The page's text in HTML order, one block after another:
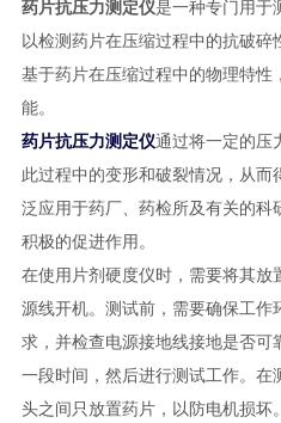
药片抗压力测定仪是一种专门用于
以检测药片在压缩过程中的抗破
基于药片在压缩过程中的物理特性
能。
药片抗压力测定仪通过将一定的压
此过程中的变形和破裂情况，从
泛应用于药厂、药检所及有关的科
积极的促进作用。
在使用片剂硬度仪时，需要将其
源线开机。测试前，需要确保工
求，并检查电源接地线接地是否
一段时间，然后进行测试工作。
头之间只放置药片，以防电机损